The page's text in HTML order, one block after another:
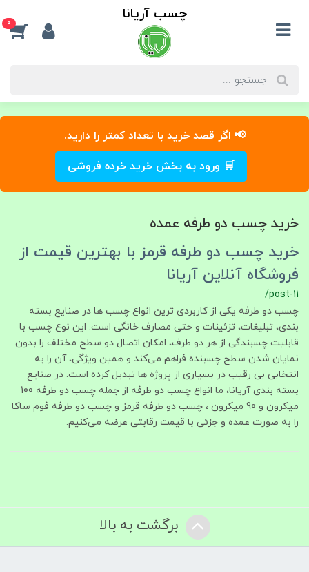
📢 اگر قصد خرید با تعداد کمتر را دارید.
🛒 ورود به بخش خرید خرده فروشی
چسب آریانا 0
خرید چسب دو طرفه عمده
خرید چسب دو طرفه قرمز با بهترین قیمت از
فروشگاه آنلاین آریانا
/post-11
چسب دو طرفه یکی از کاربردی‌ ترین انواع چسب‌ ها در صنایع بسته‌
بندی، تبلیغات، تزئینات و حتی مصارف خانگی است. این نوع چسب با
قابلیت چسبندگی از هر دو طرف، امکان اتصال دو سطح مختلف را بدون
نمایان شدن سطح چسبنده فراهم می‌کند و همین ویژگی، آن را به
انتخابی بی‌ رقیب در بسیاری از پروژه‌ ها تبدیل کرده است. در صنایع
بسته‌ بندی آریانا، ما انواع چسب دو طرفه از جمله چسب دو طرفه 100
میکرون و 90 میکرون ، چسب دو طرفه قرمز و چسب دو طرفه فوم ساکا
را به‌ صورت عمده و جزئی با قیمت رقابتی عرضه می‌کنیم.
برگشت به بالا